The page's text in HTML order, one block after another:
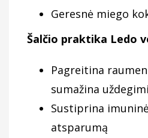
Geresnė miego
Šalčio praktika Ledo
Pagreitina
sumažina
Sustiprina
atsparumą